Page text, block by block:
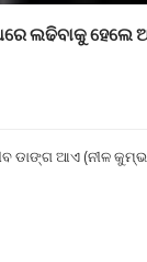
ଲଢିବାକୁ
ଡାଙ୍ଗ ଆଏ (ନୀଳ